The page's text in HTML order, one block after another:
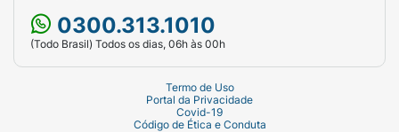
0300.313.1010
(Todo Brasil) Todos os dias, 06h às 00h
Termo de Uso
Portal da Privacidade
Covid-19
Código de Ética e Conduta